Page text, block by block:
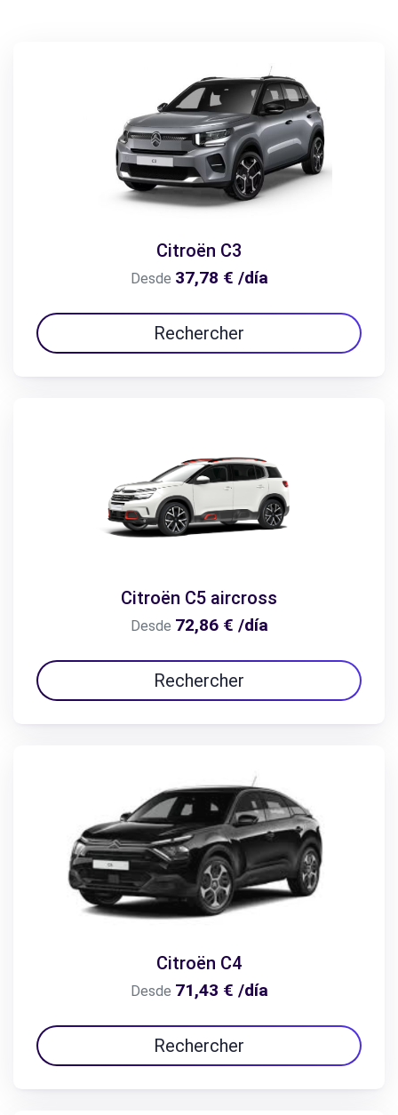
Citroën C3
Desde 37,78 € /día
Rechercher
Citroën C5 aircross
Desde 72,86 € /día
Rechercher
Citroën C4
Desde 71,43 € /día
Rechercher